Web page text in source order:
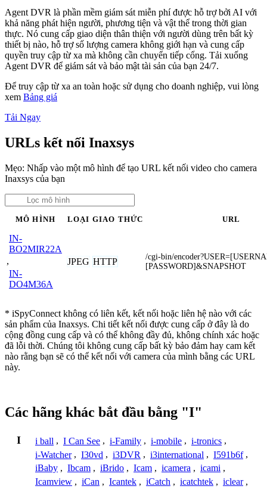
Agent DVR là phần mềm giám sát miễn phí được hỗ trợ bởi AI với
khả năng phát hiện người, phương tiện và vật thể trong thời gian
thực. Nó cung cấp giao diện thân thiện với người dùng trên bất kỳ
thiết bị nào, hỗ trợ số lượng camera không giới hạn và cung cấp
quyền truy cập từ xa mà không cần chuyển tiếp cổng. Tải xuống
Agent DVR để giám sát và bảo mật tài sản của bạn 24/7.
Để truy cập từ xa an toàn hoặc sử dụng cho doanh nghiệp, vui lòng
xem Bảng giá
Tải Ngay
URLs kết nối Inaxsys
Mẹo: Nhấp vào một mô hình để tạo URL kết nối video cho camera
Inaxsys của bạn
MÔ HÌNH LOẠI GIAO THỨC URL
IN-
BO2MIR22A
,
IN-
DO4M36A
JPEG HTTP
/cgi-bin/
[PASSWORD]&SNAPSHOT
* iSpyConnect không có liên kết, kết nối hoặc liên hệ nào với các
sản phẩm của Inaxsys. Chi tiết kết nối được cung cấp ở đây là do
cộng đồng cung cấp và có thể không đầy đủ, không chính xác hoặc
đã lỗi thời. Chúng tôi không cung cấp bất kỳ bảo đảm hay cam kết
nào rằng bạn sẽ có thể kết nối với camera của mình bằng các URL
này.
Các hãng khác bắt đầu bằng "I"
I i ball , I Can See , i-Family , i-mobile , i-tronics ,
i-Watcher , I30vd , i3DVR , i3international , I591b6f ,
iBaby , Ibcam , iBrido , Icam , icamera , icami ,
Icamview , iCan , Icantek , iCatch , icatchtek , iclear ,